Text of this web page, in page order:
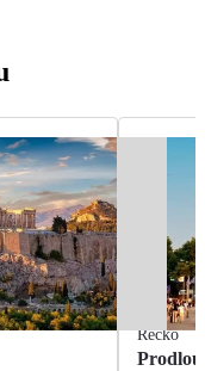
Řecko